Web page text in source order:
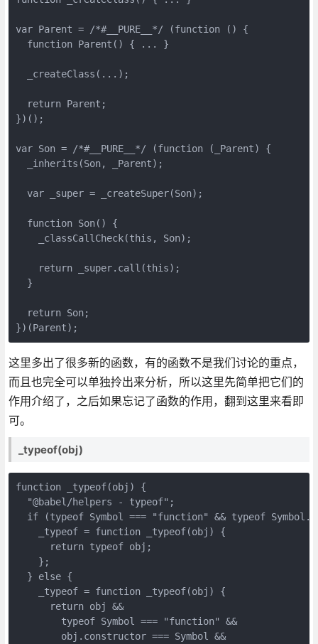
var Parent = /*#__PURE__*/ (function () {
  function Parent() { ... }
  _createClass(...);
  return Parent;
})();
var Son = /*#__PURE__*/ (function (_Parent) {
  _inherits(Son, _Parent);
  var _super = _createSuper(Son);
  function Son() {
    _classCallCheck(this, Son);
    return _super.call(this);
  }
  return Son;
})(Parent);
这里多出了很多新的函数，有的函数不是我们讨论的重点，
而且也完全可以单独拎出来分析，所以这里先简单把它们的
作用介绍了，之后如果忘记了函数的作用，翻到这里来看即
可。
_typeof(obj)
function _typeof(obj) {
  "@babel/helpers - typeof";
if (typeof Symbol === "function" && typeof
    _typeof = function _typeof(obj) {
      return typeof obj;
    };
  } else {
    _typeof = function _typeof(obj) {
      return obj &&
        typeof Symbol === "function" &&
        obj.constructor === Symbol &&